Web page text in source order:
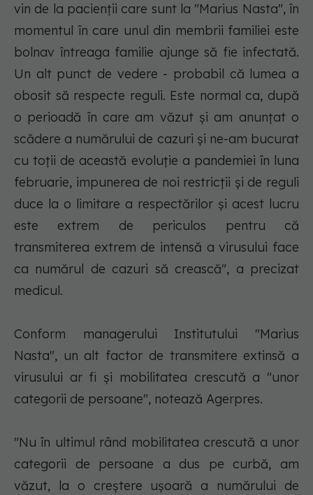
vin de la pacienţii care sunt la "Marius Nasta", în
momentul în care unul din membrii familiei este
bolnav întreaga familie ajunge să fie infectată.
Un alt punct de vedere - probabil că lumea a
obosit să respecte reguli. Este normal ca, după
o perioadă în care am văzut şi am anunţat o
scădere a numărului de cazuri şi ne-am bucurat
cu toţii de această evoluţie a pandemiei în luna
februarie, impunerea de noi restricţii şi de reguli
duce la o limitare a respectărilor şi acest lucru
este extrem de periculos pentru că
transmiterea extrem de intensă a virusului face
ca numărul de cazuri să crească", a precizat
medicul.
Conform managerului Institutului "Marius
Nasta", un alt factor de transmitere extinsă a
virusului ar fi şi mobilitatea crescută a "unor
categorii de persoane", notează Agerpres.
"Nu în ultimul rând mobilitatea crescută a unor
categorii de persoane a dus pe curbă, am
văzut, la o creştere uşoară a numărului de